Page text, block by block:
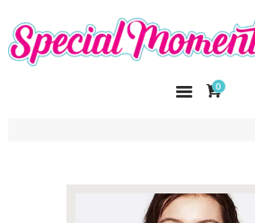
0
SPECIAL
El amor hecho arte
CURSOS
CONTACTO